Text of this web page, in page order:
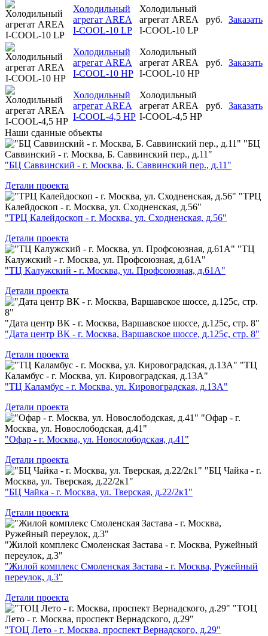
Холодильный
агрегат AREA
I-COOL-10 LP
Холодильный
агрегат AREA
I-COOL-10 LP
руб. Заказать
Холодильный
агрегат AREA
I-COOL-10 HP
Холодильный
агрегат AREA
I-COOL-10 HP
руб. Заказать
Холодильный
агрегат AREA
I-COOL-4,5 HP
Холодильный
агрегат AREA
I-COOL-4,5 HP
руб. Заказать
Наши сданные объекты
"БЦ
Саввинский - г. Москва, Б. Саввинский пер., д.11"
"БЦ Саввинский - г. Москва, Б. Саввинский пер., д.11"
Детали проекта
"ТРЦ
Калейдоскоп - г. Москва, ул. Сходненская, д.56"
"ТРЦ Калейдоскоп - г. Москва, ул. Сходненская, д.56"
Детали проекта
"ТЦ
Калужский - г. Москва, ул. Профсоюзная, д.61А"
"ТЦ Калужский - г. Москва, ул. Профсоюзная, д.61А"
Детали проекта
"Дата центр ВК - г. Москва, Варшавское шоссе, д.125с, стр. 8"
"Дата центр ВК - г. Москва, Варшавское шоссе, д.125с, стр. 8"
Детали проекта
"ТЦ
Каламбус - г. Москва, ул. Кировоградская, д.13А"
"ТЦ Каламбус - г. Москва, ул. Кировоградская, д.13А"
Детали проекта
"Офар - г.
Москва, ул. Новослободская, д.41"
"Офар - г. Москва, ул. Новослободская, д.41"
Детали проекта
"БЦ Чайка - г.
Москва, ул. Тверская, д.22/2к1"
"БЦ Чайка - г. Москва, ул. Тверская, д.22/2к1"
Детали проекта
"Жилой комплекс Смоленская Застава - г. Москва, Ружейный
переулок, д.3"
"Жилой комплекс Смоленская Застава - г. Москва, Ружейный
переулок, д.3"
Детали проекта
"ТОЦ
Лето - г. Москва, проспект Вернадского, д.29"
"ТОЦ Лето - г. Москва, проспект Вернадского, д.29"